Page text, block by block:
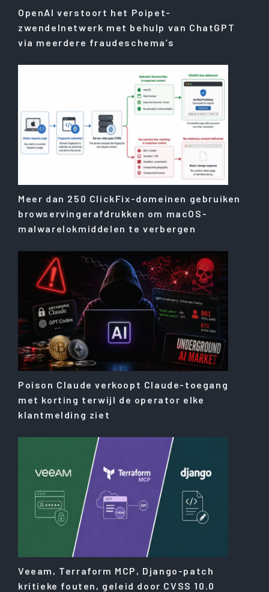
OpenAI verstoort het Poipet-
zwendelnetwerk met behulp van ChatGPT
via meerdere fraudeschema’s
Meer dan 250 ClickFix-domeinen gebruiken
browservingerafdrukken om macOS-
malwarelokmiddelen te verbergen
Poison Claude verkoopt Claude-toegang
met korting terwijl de operator elke
klantmelding ziet
Veeam, Terraform MCP, Django-patch
kritieke fouten, geleid door CVSS 10.0